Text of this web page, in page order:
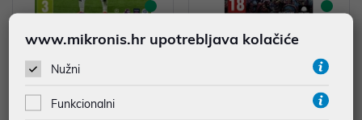
EA SPORTS: FC 25 (XBOX)
Dodatnih -5% uz
SWITCH MUTANT FOOTBALL LE
www.mikronis.hr upotrebljava kolačiće
Nužni
Funkcionalni